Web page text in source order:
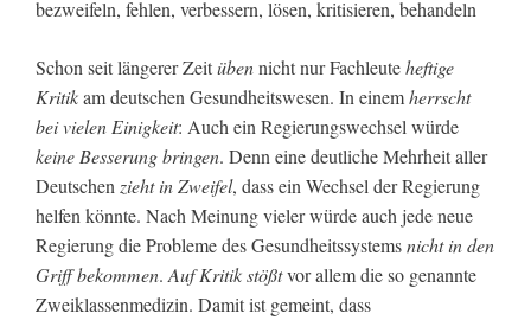
bezweifeln, fehlen, verbessern, lösen, kritisieren, behandeln
Schon seit längerer Zeitübennicht nur Fachleuteheftige
Kritikam deutschen Gesundheitswesen. In einemherrscht
bei vielen Einigkeit: Auch ein Regierungswechsel würde
keine Besserung bringen. Denn eine deutliche Mehrheit aller
Deutschen zieht in Zweifel, dass ein Wechsel der Regierung
helfen könnte. Nach Meinung vieler würde auch jede neue
Regierung die Probleme des Gesundheitssystemsnicht in den
Griff bekommen. Auf Kritik stößtvor allem die so genannte
Zweiklassenmedizin. Damit ist gemeint, dass